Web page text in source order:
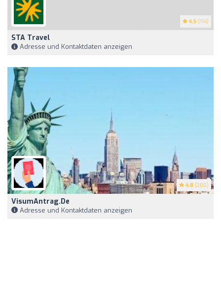
4.5 (114)
STA Travel
Adresse und Kontaktdaten anzeigen
4.8 (200)
VisumAntrag.de
Adresse und Kontaktdaten anzeigen